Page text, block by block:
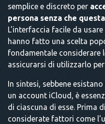
semplice e discreto per
persona senza che
L'interfaccia facile da
hanno fatto una scelta
fondamentale considerare
assicurarsi di utilizzarlo
In sintesi, sebbene
un account iCloud, è
di ciascuna di esse. Prima
considerate fattori come